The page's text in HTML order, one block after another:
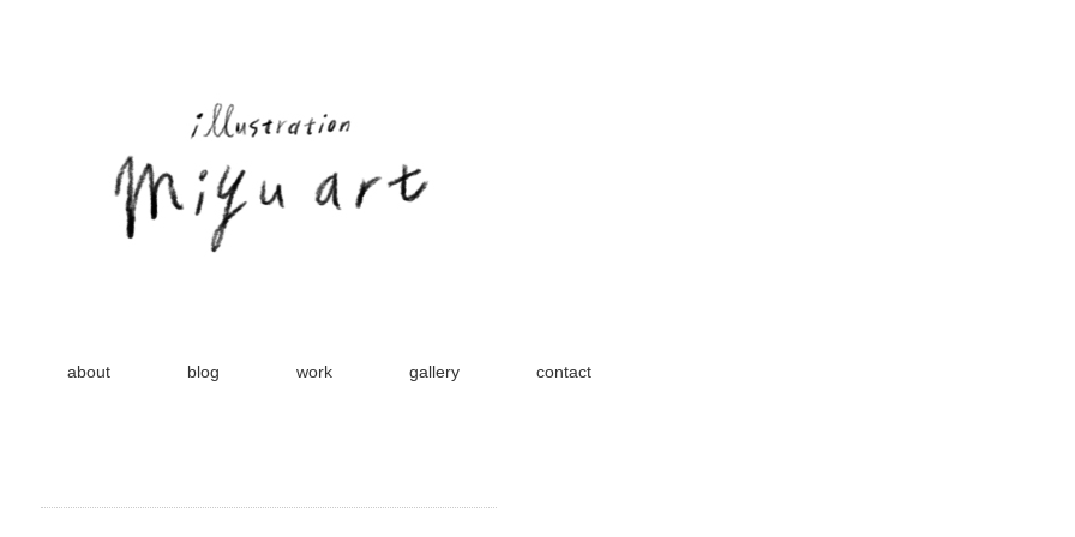
about blog work gallery contact